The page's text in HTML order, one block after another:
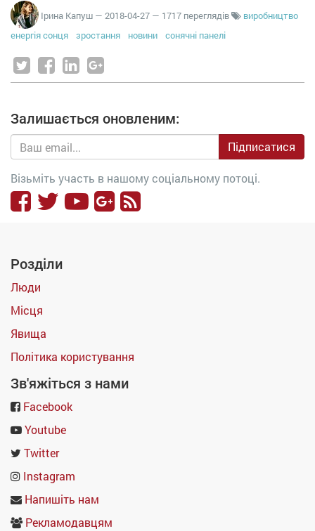
Ірина Капуш — 2018-04-27 — 1717 переглядів
виробництво
енергія сонця
зростання новини сонячні панелі
Залишається оновленим:
Підписатися
Візьміть участь в нашому соціальному потоці.
Розділи
Люди
Місця
Явища
Політика користування
Зв'яжіться з нами
Facebook
Youtube
Twitter
Instagram
Напишіть нам
Рекламодавцям